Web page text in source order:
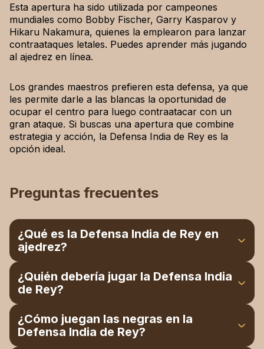
Esta apertura ha sido utilizada por campeones
mundiales como Bobby Fischer, Garry Kasparov y
Hikaru Nakamura, quienes la emplearon para lanzar
contraataques letales. Puedes aprender más jugando
al ajedrez en línea.
Los grandes maestros prefieren esta defensa, ya que
les permite darle a las blancas la oportunidad de
ocupar el centro para luego contraatacar con un
gran ataque. Si buscas una apertura que combine
estrategia y acción, la Defensa India de Rey es la
opción ideal.
Preguntas frecuentes
¿Qué es la Defensa India de Rey en
ajedrez?
Es una apertura hipermoderna en la que las
negras permiten que las blancas construyan un
centro sólido, para luego contraatacar con
movimientos como...e5 y...c5, con el objetivo de
generar contrajuego y un desarrollo activo de las
piezas.
¿Quién debería jugar la Defensa India
de Rey?
Es recomendable para jugadores intermedios y
avanzados, ya que requiere paciencia y un buen
sentido del momento oportuno; sin embargo, los
¿Cómo juegan las negras en la
Defensa India de Rey?